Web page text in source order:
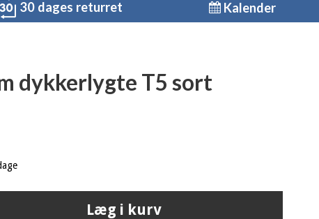
30 dages returret Kalender
dykkerlygte T5 sort
Læg i kurv